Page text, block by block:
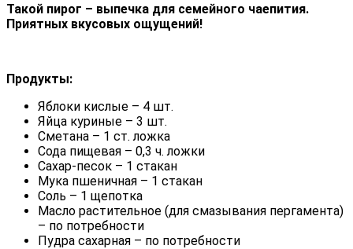
Такой пирог – выпечка для семейного чаепития.
Приятных вкусовых ощущений!
Продукты:
Яблоки кислые – 4 шт.
Яйца куриные – 3 шт.
Сметана – 1 ст. ложка
Сода пищевая – 0,3 ч. ложки
Сахар-песок – 1 стакан
Мука пшеничная – 1 стакан
Соль – 1 щепотка
Масло растительное (для смазывания пергамента)
– по потребности
Пудра сахарная – по потребности